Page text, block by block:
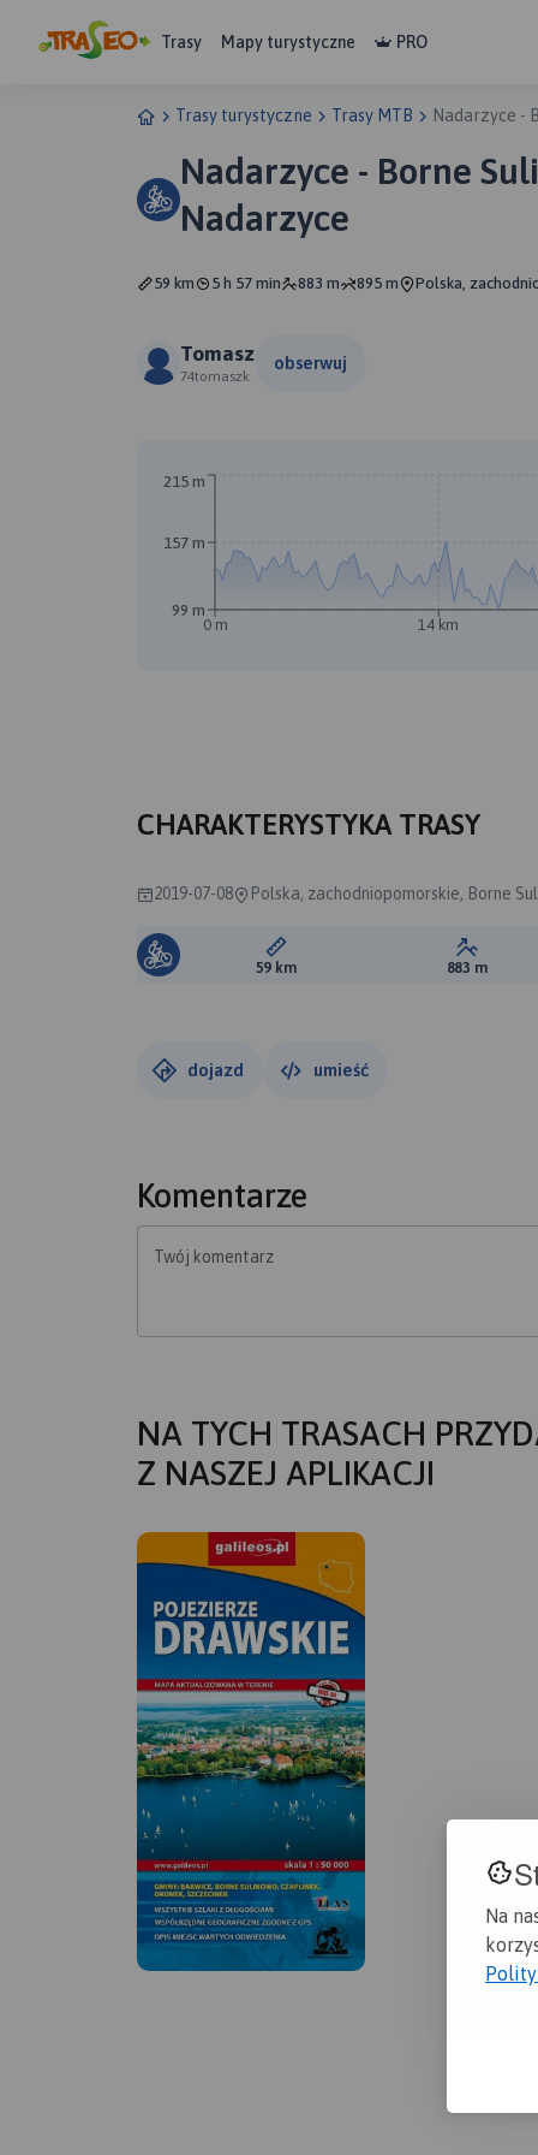
Na
Trasy Mapy turystyczne PRO
Trasy turystyczne Trasy MTB Nadarzyce -
Nadarzyce - Borne
Nadarzyce
59 km 5 h 57 min 883 m 895 m Polska,
Tomasz
74tomaszk
obserwuj
0 m 14 km
99 m
157 m
215 m
CHARAKTERYSTYKA TRASY
2019-07-08 Polska, zachodniopomorskie, Borne
Długość trasy:
59 km Suma
883 m
dojazd umieść
Komentarze
Twój komentarz
NA TYCH TRASACH
Z NASZEJ APLIKACJI